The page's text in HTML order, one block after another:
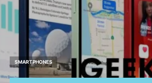
SMARTPHONES